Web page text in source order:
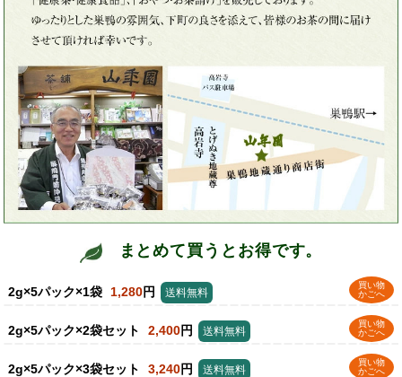
まとめて買うとお得です。
2g×5パック×1袋 1,280円
買い物
かごへ
送料無料
2g×5パック×2袋セット 2,400円
買い物
かごへ
送料無料
2g×5パック×3袋セット 3,240円
買い物
かごへ
送料無料